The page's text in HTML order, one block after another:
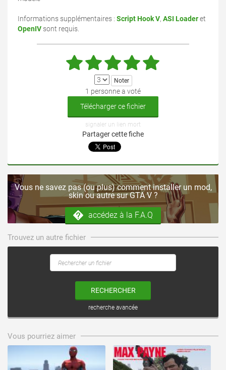
Informations supplémentaires : Script Hook V, ASI Loaderet
OpenIV sont requis.
1 personne a voté
Télécharger ce fichier
signaler un lien mort
Partager cette fiche
Vous ne savez pas (ou plus) comment installer un mod,
skin ou autre sur GTA V ?
accédez à la F.A.Q
Trouvez un autre fichier
RECHERCHER
recherche avancée
Vous pourriez aimer